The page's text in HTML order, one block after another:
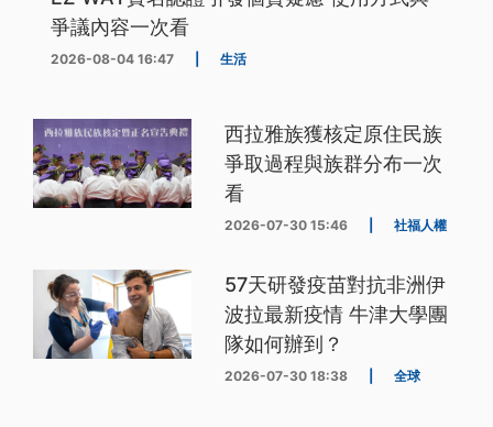
爭議內容一次看
2026-08-04 16:47 生活
西拉雅族獲核定原住民族
爭取過程與族群分布一次
看
2026-07-30 15:46 社福人權
57天研發疫苗對抗非洲伊
波拉最新疫情 牛津大學團
隊如何辦到？
2026-07-30 18:38 全球